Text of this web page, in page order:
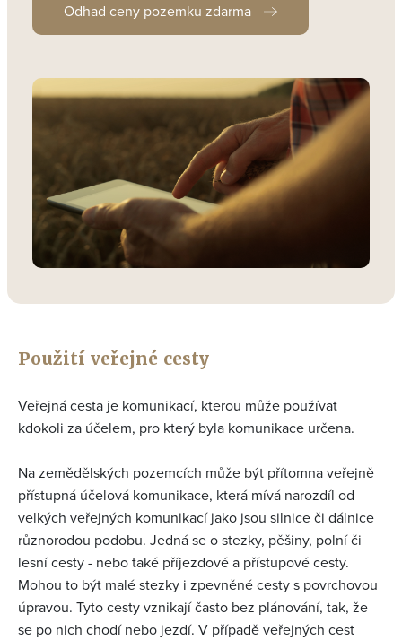
Odhad ceny pozemku zdarma
Použití veřejné cesty
Veřejná cesta je komunikací, kterou může používat
kdokoli za účelem, pro který byla komunikace určena.
Na zemědělských pozemcích může být přítomna veřejně
přístupná účelová komunikace, která mívá narozdíl od
velkých veřejných komunikací jako jsou silnice či dálnice
různorodou podobu. Jedná se o stezky, pěšiny, polní či
lesní cesty - nebo také příjezdové a přístupové cesty.
Mohou to být malé stezky i zpevněné cesty s povrchovou
úpravou. Tyto cesty vznikají často bez plánování, tak, že
se po nich chodí nebo jezdí. V případě veřejných cest